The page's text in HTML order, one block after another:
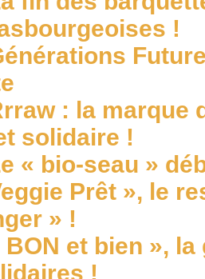
!
: la marque
solidaire !
« bio-seau »
Prêt », le
» !
BON et bien »,
!